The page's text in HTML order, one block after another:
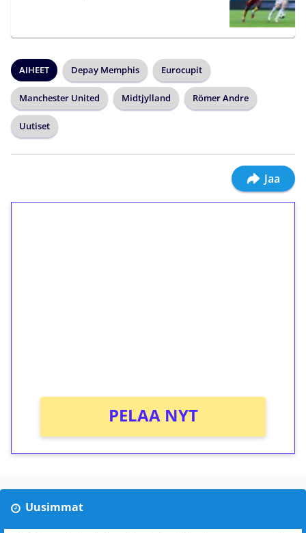
AIHEET Depay Memphis Eurocupit
Manchester United Midtjylland Römer Andre
Uutiset
Jaa
PELAA NYT
Uusimmat